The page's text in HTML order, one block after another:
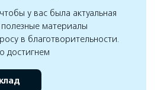
у вас была актуальная
материалы
в благотворительности.
достигнем